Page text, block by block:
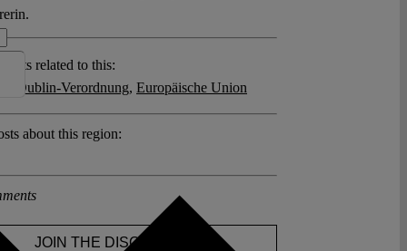
posts related to this:
Dublin-Verordnung, Europäische Union
about this region:
JOIN THE DISCUSSION